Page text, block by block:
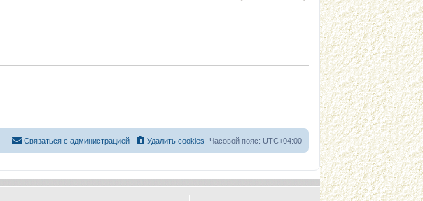
Часовой пояс: UTC+04:00
Удалить cookies
Связаться с администрацией